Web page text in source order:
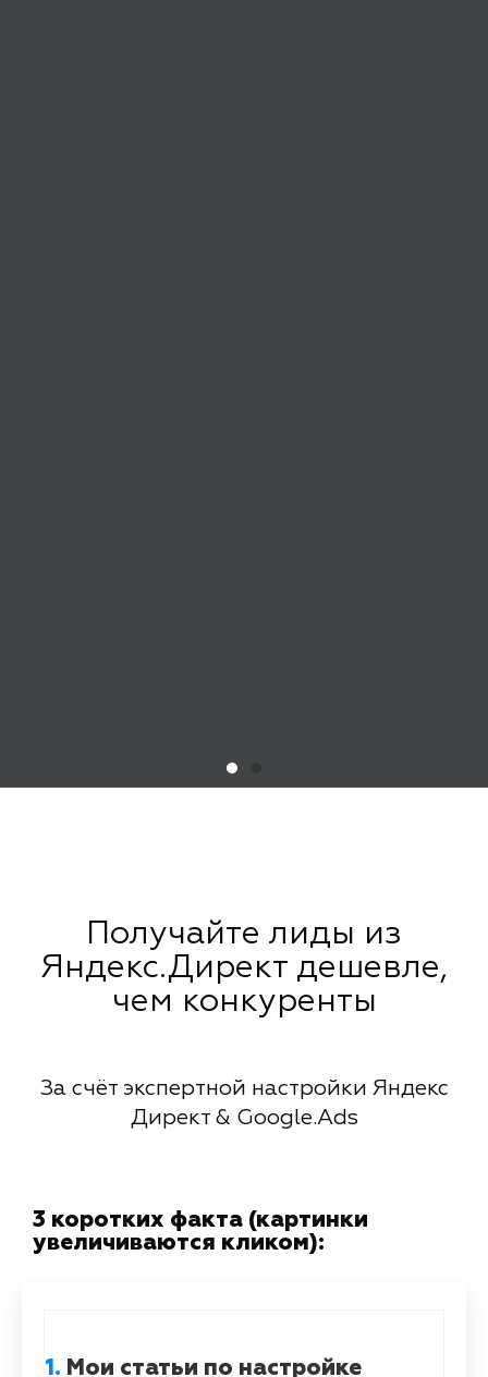
Получайте лиды из
Яндекс.Директ дешевле,
чем конкуренты
За счёт экспертной настройки Яндекс
Директ & Google.Ads
3 коротких факта (картинки
увеличиваются кликом):
1. Мои статьи по настройке